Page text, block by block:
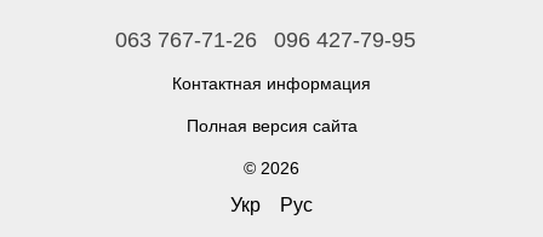
063 767-71-26 096 427-79-95
Контактная информация
Полная версия сайта
© 2026
Укр Рус